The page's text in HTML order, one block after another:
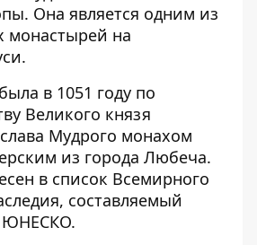
Она является одним из
монастырей на
в 1051 году по
Великого князя
Мудрого монахом
из города Любеча.
в список Всемирного
составляемый
ЮНЕСКО.